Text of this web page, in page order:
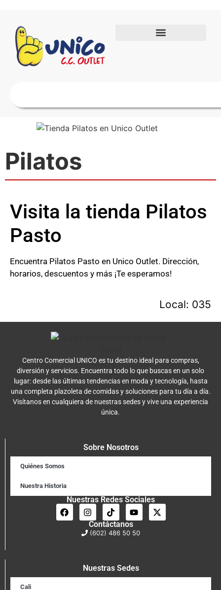
Pilatos
Visita la tienda Pilatos
Pasto
Encuentra Pilatos Pasto en Unico Outlet. Dirección,
horarios, descuentos y más ¡Te esperamos!
Local: 035
Centro Comercial UNICO es tu destino ideal para compras,
diversión y servicios. Encuentra todo lo que buscas en un solo
lugar: desde las últimas tendencias en moda y tecnología, hasta
una completa plazoleta de comidas y soluciones para tu día a día.
Visítanos en cualquiera de nuestras sedes y vive una experiencia
única.
Sobre Nosotros
Quiénes Somos
Nuestra Historia
Nuestras Redes Sociales
Contáctanos
(602) 486 50 50
Nuestras Sedes
Cali